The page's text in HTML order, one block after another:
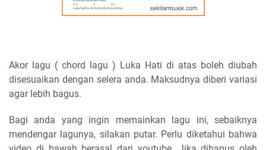
Akor lagu ( chord lagu ) Luka Hati di atas boleh diubah
disesuaikan dengan selera anda. Maksudnya diberi variasi
agar lebih bagus.
Bagi anda yang ingin memainkan lagu ini, sebaiknya
mendengar lagunya, silakan putar. Perlu diketahui bahwa